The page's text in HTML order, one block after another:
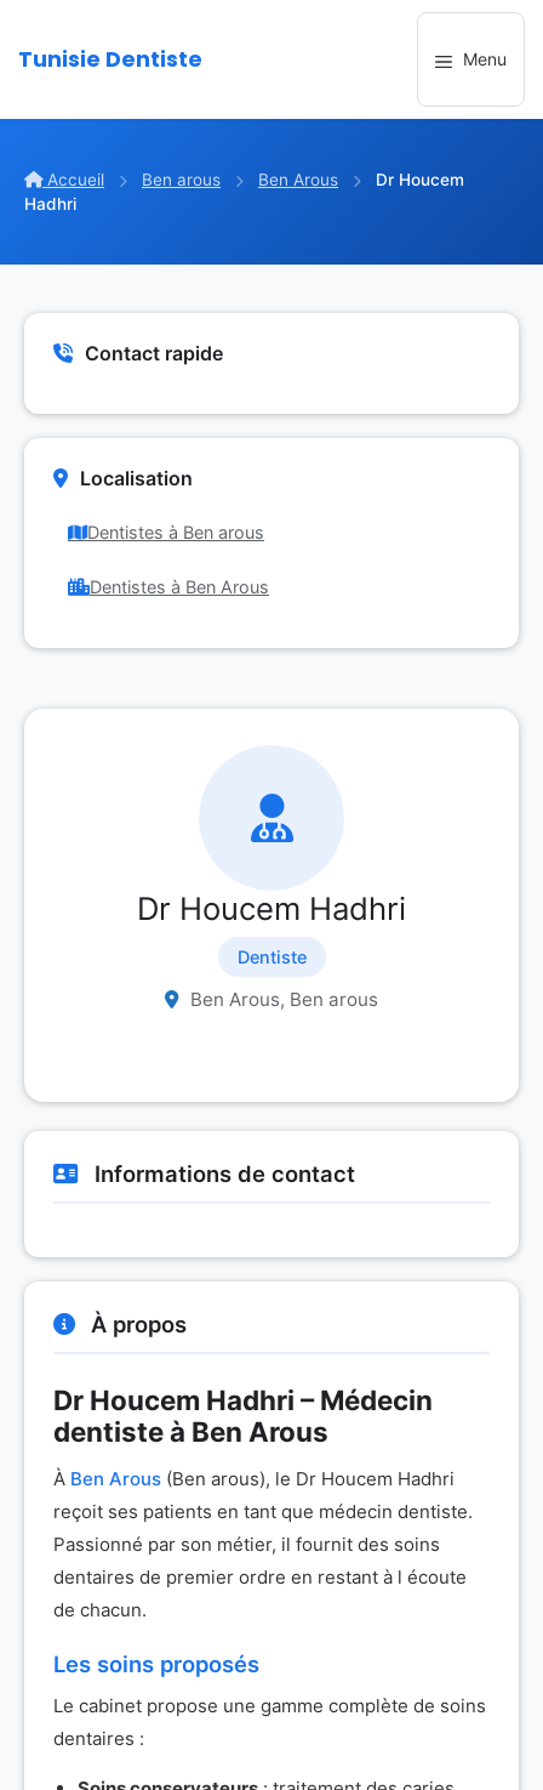
contenu
Tunisie Dentiste Menu
Accueil Ben arous Ben Arous
Dr Houcem
Hadhri
Dr Houcem Hadhri
Dentiste
Ben Arous, Ben arous
Informations de contact
À propos
Dr Houcem Hadhri – Médecin
dentiste à Ben Arous
À Ben Arous (Ben arous), le Dr Houcem Hadhri
reçoit ses patients en tant que médecin dentiste.
Passionné par son métier, il fournit des soins
dentaires de premier ordre en restant à l écoute
de chacun.
Les soins proposés
Le cabinet propose une gamme complète de soins
dentaires :
Contact rapide
Localisation
Dentistes à Ben arous
Dentistes à Ben Arous